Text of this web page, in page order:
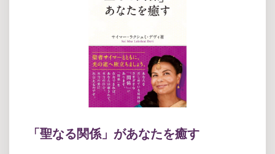
「聖なる関係」があなたを癒す